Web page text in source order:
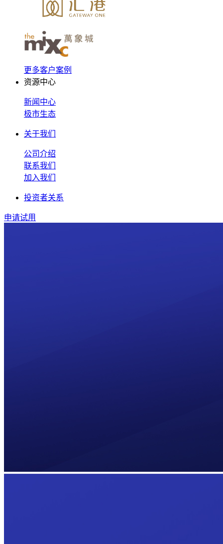
更多客户案例
资源中心
新闻中心
极市生态
关于我们
公司介绍
联系我们
加入我们
投资者关系
申请试用